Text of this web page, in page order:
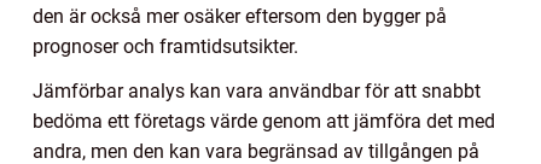
den är också mer osäker eftersom den bygger på
prognoser och framtidsutsikter.
Jämförbar analys kan vara användbar för att snabbt
bedöma ett företags värde genom att jämföra det med
andra, men den kan vara begränsad av tillgången på